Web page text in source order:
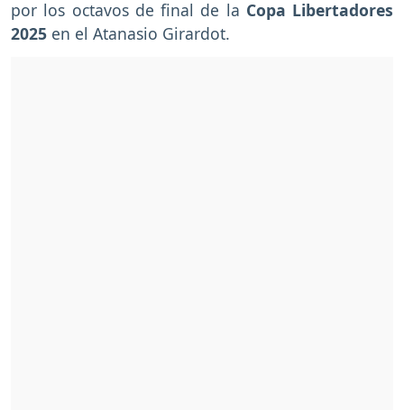
por los octavos de final de la Copa Libertadores
2025 en el Atanasio Girardot.